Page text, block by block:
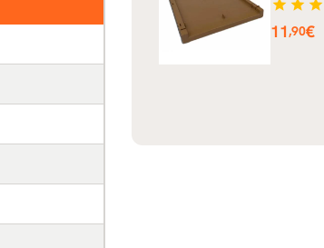
star star star
Prix
11,90€